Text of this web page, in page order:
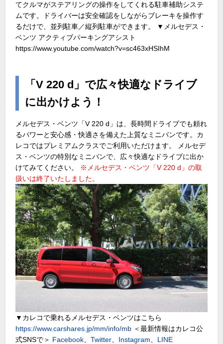
てクルマがステアリングの操作をしてくれる駐車補助システ
ムです。ドライバーは安全確認をしながらブレーキを操作す
るだけで、並列駐車／縦列駐車ができます。 ▼メルセデス・
ベンツ アクティブパーキングアシスト
https://www.youtube.com/watch?v=sc463xHSIhM
「V 220 d」で広々快適なドライブ
に出かけよう！
メルセデス・ベンツ「V 220 d」は、長時間ドライブでも頼れ
るパワーと安心感・快適さを備えた上質なミニバンです。カ
レコではプレミアムクラスでご利用いただけます。 メルセデ
ス・ベンツの特別なミニバンで、広々快適なドライブに出か
けてみてください。
※メルセデス・ベンツ「V 220 d」の取
扱いは終了いたしました。
▼カレコで乗れるメルセデス・ベンツはこちら
https://www.carshares.jp/mm/info/mb ＜最新情報はカレコ公
式SNSで＞ Facebook 、Twitter Instagram LINE